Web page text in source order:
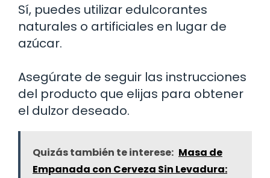
Sí, puedes utilizar edulcorantes
naturales o artificiales en lugar de
azúcar.
Asegúrate de seguir las instrucciones
del producto que elijas para obtener
el dulzor deseado.
Quizás también te interese: Masa de
Empanada con Cerveza Sin Levadura: